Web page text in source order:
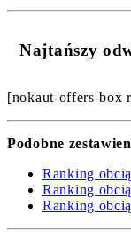
Najtańszy
[nokaut-offers-box
Podobne
Ranking
Ranking
Ranking